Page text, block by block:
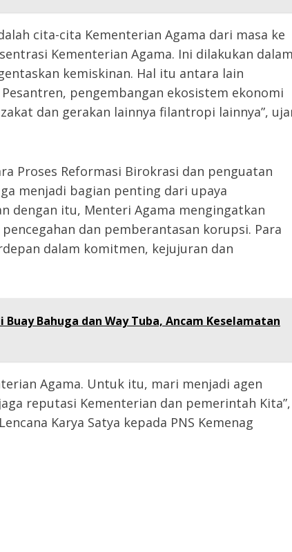
cita-cita Kementerian Agama dari masa ke
Kementerian Agama. Ini dilakukan dalam
kemiskinan. Hal itu antara lain
pengembangan ekosistem ekonomi
dan gerakan lainnya filantropi lainnya”,
Proses Reformasi Birokrasi dan penguatan
menjadi bagian penting dari upaya
dengan itu, Menteri Agama mengingatkan
dan pemberantasan korupsi. Para
dalam komitmen, kejujuran dan
Bahuga dan Way Tuba, Ancam Keselamatan
Agama. Untuk itu, mari menjadi agen
reputasi Kementerian dan pemerintah Kita”,
Karya Satya kepada PNS Kemenag